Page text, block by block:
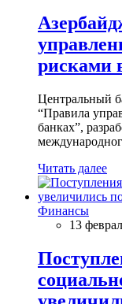
рисками
Центральный
“Правила
банках”,
Читать далее
Финансы
13